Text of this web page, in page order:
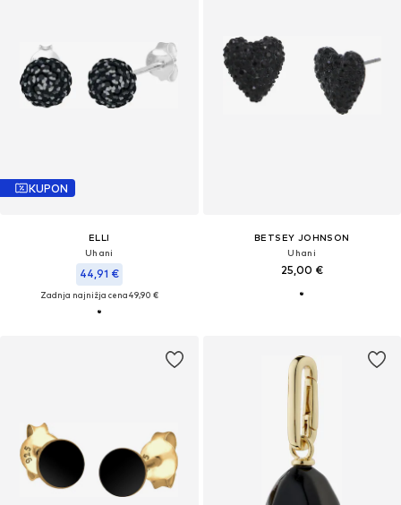
KUPON
ELLI
Uhani
44,91 €
Zadnja najnižja cena49,90 €
BETSEY JOHNSON
Uhani
25,00 €